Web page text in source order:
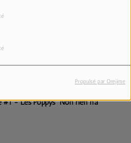
Propulsé par Orejime
"Hotel California"
#1 - Les Poppys "Non rien n'a